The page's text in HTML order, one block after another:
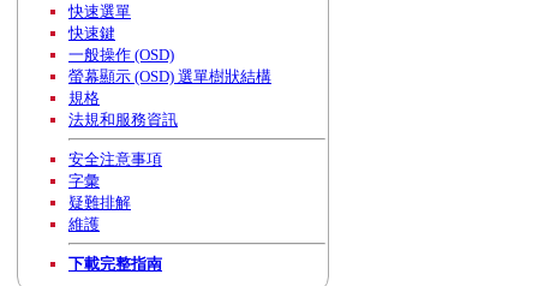
快速選單
快速鍵
一般操作 (OSD)
螢幕顯示 (OSD) 選單樹狀結構
規格
法規和服務資訊
安全注意事項
字彙
疑難排解
維護
下載完整指南